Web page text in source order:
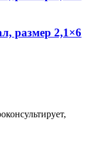
размер 2,1×6